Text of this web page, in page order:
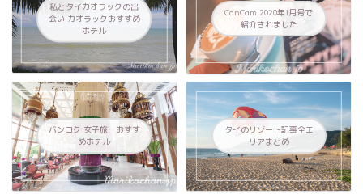
私とタイカオラックの出
会い カオラックおすすめ
ホテル
CanCam 2020年1月号で
紹介されました
バンコク 女子旅 おすす
めホテル
タイのリゾート記事全エ
リアまとめ